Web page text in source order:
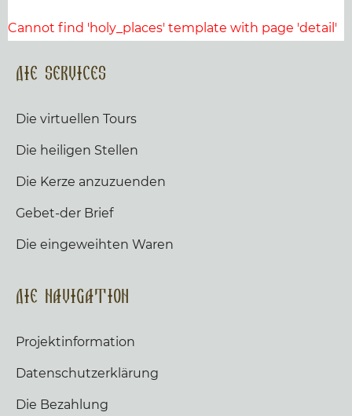
Cannot find 'holy_places' template with page 'detail'
Die Services
Die virtuellen Tours
Die heiligen Stellen
Die Kerze anzuzuenden
Gebet-der Brief
Die eingeweihten Waren
Die Navigation
Projektinformation
Datenschutzerklärung
Die Bezahlung